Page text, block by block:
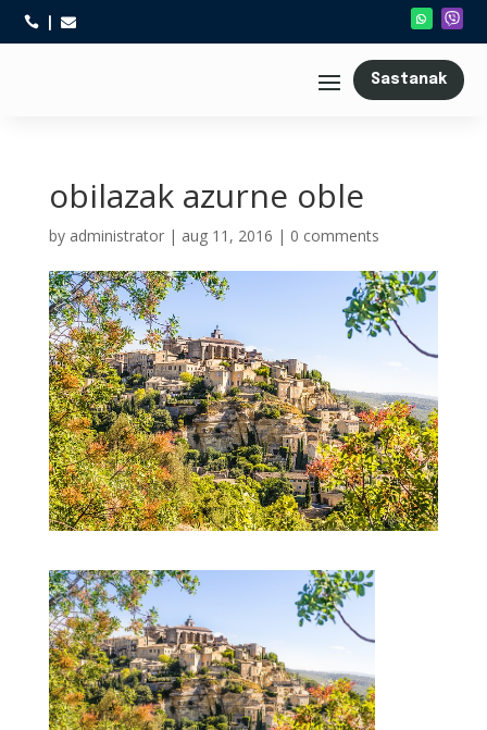
 
Sastanak
obilazak azurne oble
by administrator| aug 11, 2016 | 0 comments